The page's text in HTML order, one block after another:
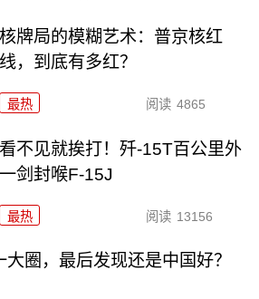
核牌局的模糊艺术：普京核红
线，到底有多红？
最热 阅读 4865
看不见就挨打！歼-15T百公里外
一剑封喉F-15J
最热 阅读 13156
圈，最后发现还是中国好？